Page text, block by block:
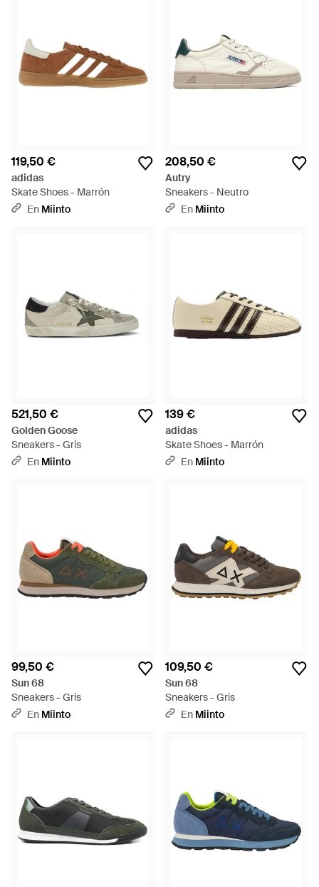
119,50 €
adidas
Skate Shoes - Marrón
En Miinto
208,50 €
Autry
Sneakers - Neutro
En Miinto
521,50 €
Golden Goose
Sneakers - Gris
En Miinto
139 €
adidas
Skate Shoes - Marrón
En Miinto
99,50 €
Sun 68
Sneakers - Gris
En Miinto
109,50 €
Sun 68
Sneakers - Gris
En Miinto